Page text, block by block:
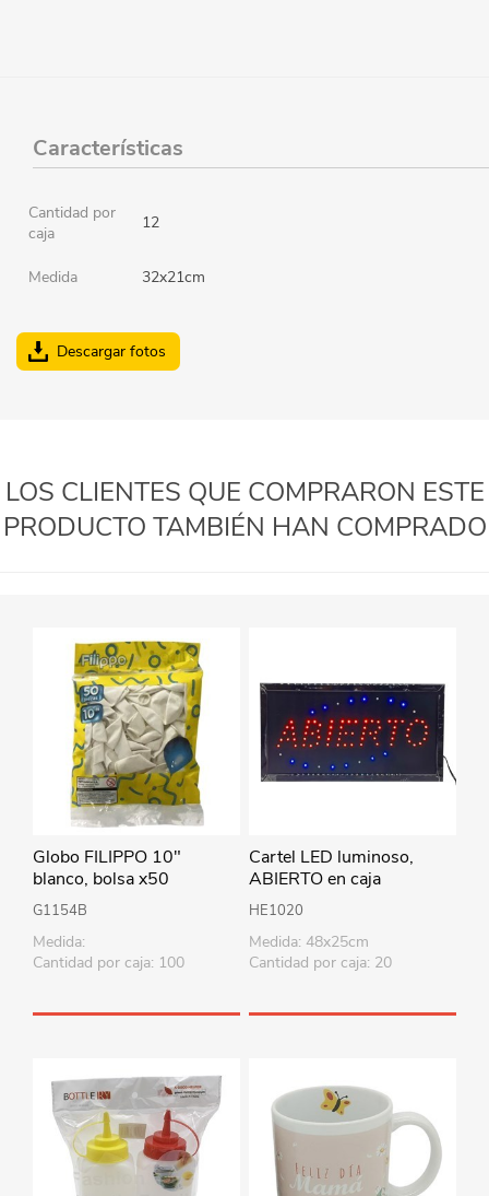
Características
Cantidad por
caja
12
Medida 32x21cm
Descargar fotos
LOS CLIENTES QUE COMPRARON ESTE
PRODUCTO TAMBIÉN HAN COMPRADO
Globo FILIPPO 10"
blanco, bolsa x50
G1154B
Medida:
Cantidad por caja: 100
Cartel LED luminoso,
ABIERTO en caja
HE1020
Medida: 48x25cm
Cantidad por caja: 20